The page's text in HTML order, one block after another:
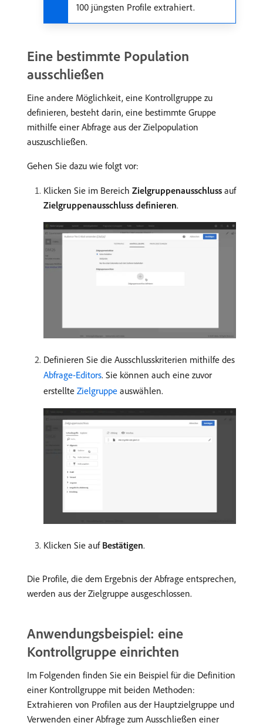
100 jüngsten Profile extrahiert.
Eine bestimmte Population
ausschließen
Eine andere Möglichkeit, eine Kontrollgruppe zu
definieren, besteht darin, eine bestimmte Gruppe
mithilfe einer Abfrage aus der Zielpopulation
auszuschließen.
Gehen Sie dazu wie folgt vor:
Klicken Sie im Bereich Zielgruppenausschluss auf
Zielgruppenausschluss definieren.
Definieren Sie die Ausschlusskriterien mithilfe des
Abfrage-Editors. Sie können auch eine zuvor
erstellte Zielgruppe auswählen.
Klicken Sie auf Bestätigen.
Die Profile, die dem Ergebnis der Abfrage entsprechen,
werden aus der Zielgruppe ausgeschlossen.
Anwendungsbeispiel: eine
Kontrollgruppe einrichten
Im Folgenden finden Sie ein Beispiel für die Definition
einer Kontrollgruppe mit beiden Methoden:
Extrahieren von Profilen aus der Hauptzielgruppe und
Verwenden einer Abfrage zum Ausschließen einer